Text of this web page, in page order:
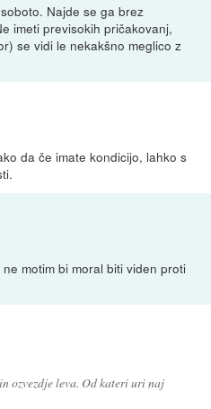
Najde se ga brez
imeti previsokih pričakovanj,
se vidi le nekakšno meglico z
da če imate kondicijo, lahko s
motim bi moral biti viden proti
ozvezdje leva. Od kateri uri naj